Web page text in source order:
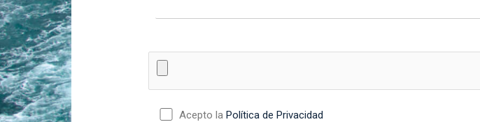
Acepto la Política de Privacidad